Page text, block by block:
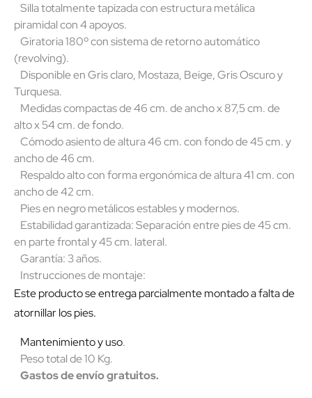
Silla totalmente tapizada con estructura metálica
piramidal con 4 apoyos.
Giratoria 180º con sistema de retorno automático
(revolving).
Disponible en Gris claro, Mostaza, Beige, Gris Oscuro y
Turquesa.
Medidas compactas de 46 cm. de ancho x 87,5 cm. de
alto x 54 cm. de fondo.
Cómodo asiento de altura 46 cm. con fondo de 45 cm. y
ancho de 46 cm.
Respaldo alto con forma ergonómica de altura 41 cm. con
ancho de 42 cm.
Pies en negro metálicos estables y modernos.
Estabilidad garantizada: Separación entre pies de 45 cm.
en parte frontal y 45 cm. lateral.
Garantía: 3 años.
Instrucciones de montaje:
Este producto se entrega parcialmente montado a falta de
atornillar los pies.
Mantenimiento y uso.
Peso total de 10 Kg.
Gastos de envío gratuitos.